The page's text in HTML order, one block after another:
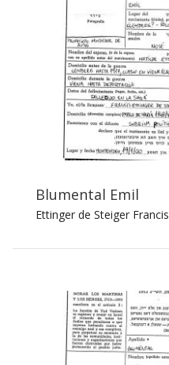
Blumental Emil
Ettinger de Steiger Francis